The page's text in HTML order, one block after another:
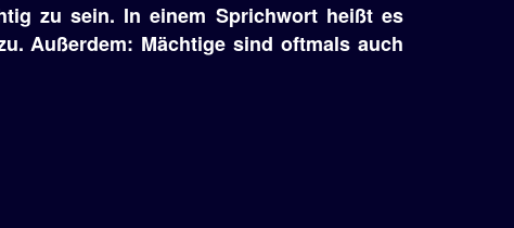
zu sein. In einem Sprichwort heißt es
Außerdem: Mächtige sind oftmals auch